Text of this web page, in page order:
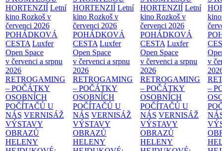
HORTENZIÍ Letní
kino Rozkoš v
červenci 2026
POHÁDKOVÁ
CESTA Luxfer
Open Space
v červenci a srpnu
2026
RETROGAMING
– POČÁTKY
OSOBNÍCH
POČÍTAČŮ U
NÁS VERNISÁŽ
VÝSTAVY
OBRAZŮ
HELENY
HORTENZIÍ Letní
kino Rozkoš v
červenci 2026
POHÁDKOVÁ
CESTA Luxfer
Open Space
v červenci a srpnu
2026
RETROGAMING
– POČÁTKY
OSOBNÍCH
POČÍTAČŮ U
NÁS VERNISÁŽ
VÝSTAVY
OBRAZŮ
HELENY
HORTENZIÍ Letní
kino Rozkoš v
červenci 2026
POHÁDKOVÁ
CESTA Luxfer
Open Space
v červenci a srpnu
2026
RETROGAMING
– POČÁTKY
OSOBNÍCH
POČÍTAČŮ U
NÁS VERNISÁŽ
VÝSTAVY
OBRAZŮ
HELENY
v
–